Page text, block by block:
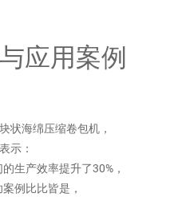
应用案例
状海绵压缩卷包机，
示：
生产效率提升了30%，
例比比皆是，